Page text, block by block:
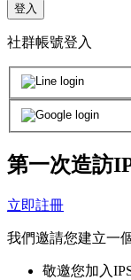
登入
社群帳號登入
第一次造訪
立即註冊
我們邀請您建立一
敬邀您加入